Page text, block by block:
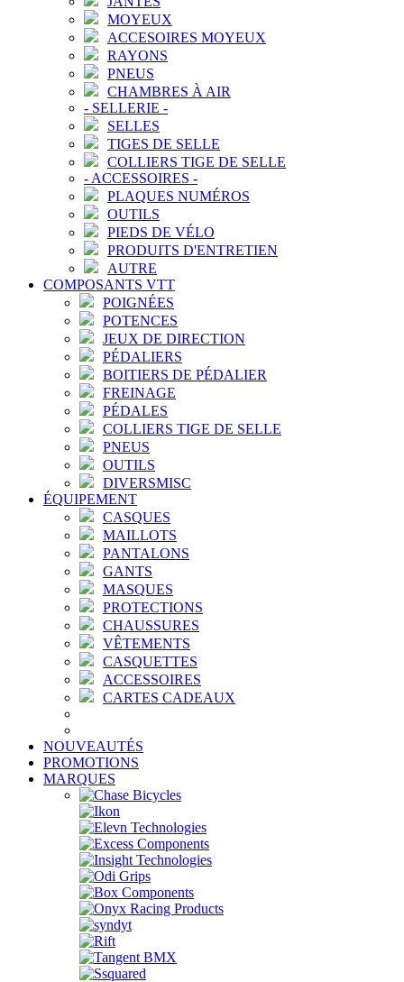
MOYEUX
ACCESOIRES MOYEUX
RAYONS
PNEUS
CHAMBRES À AIR
- SELLERIE -
SELLES
TIGES DE SELLE
COLLIERS TIGE DE SELLE
- ACCESSOIRES -
PLAQUES NUMÉROS
OUTILS
PIEDS DE VÉLO
PRODUITS D'ENTRETIEN
AUTRE
COMPOSANTS VTT
POIGNÉES
POTENCES
JEUX DE DIRECTION
PÉDALIERS
BOITIERS DE PÉDALIER
FREINAGE
PÉDALES
COLLIERS TIGE DE SELLE
PNEUS
OUTILS
DIVERSMISC
ÉQUIPEMENT
CASQUES
MAILLOTS
PANTALONS
GANTS
MASQUES
PROTECTIONS
CHAUSSURES
VÊTEMENTS
CASQUETTES
ACCESSOIRES
CARTES CADEAUX
NOUVEAUTÉS
PROMOTIONS
MARQUES